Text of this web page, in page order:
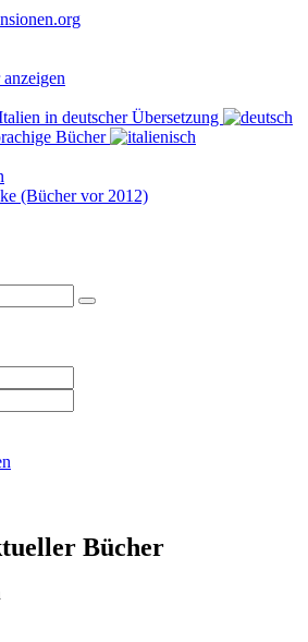
.org
in deutscher Übersetzung
Bücher
(Bücher vor 2012)
Bücher